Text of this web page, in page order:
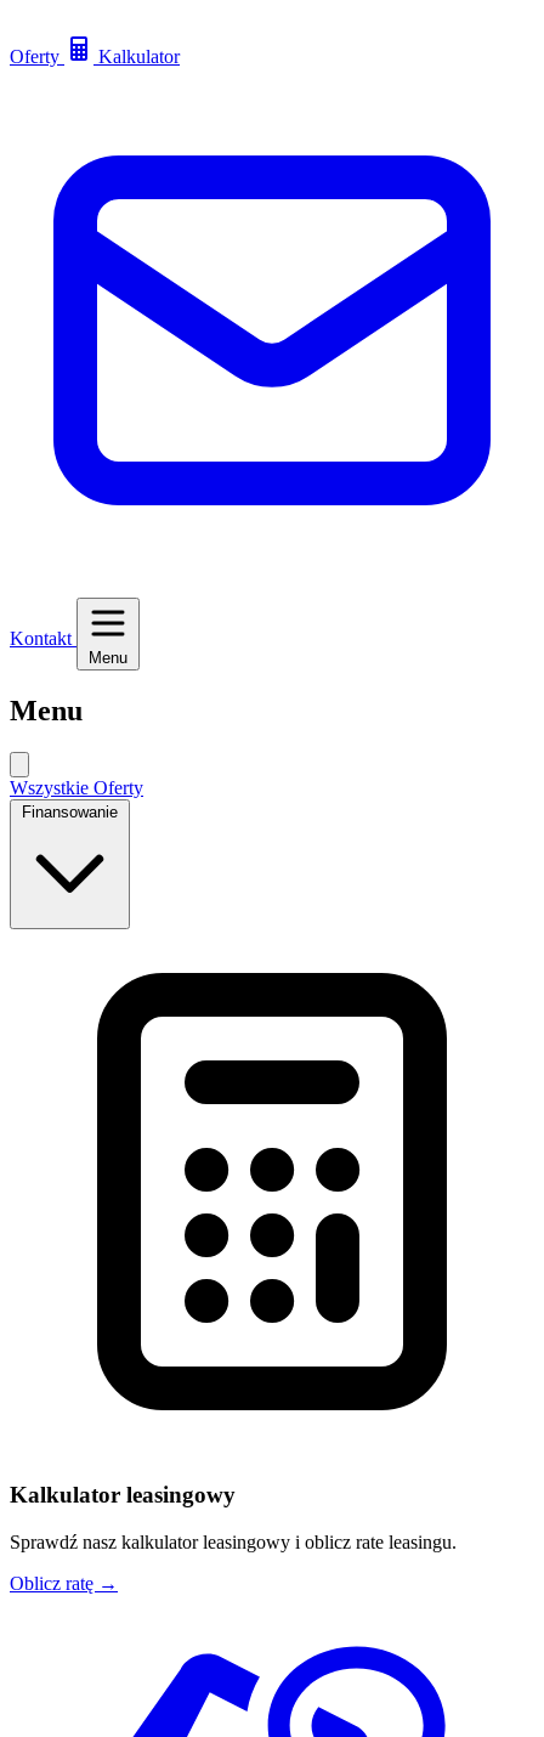
Oferty Kalkulator
Kontakt
Menu
Menu
Wszystkie Oferty
Finansowanie
Kalkulator leasingowy
Sprawdź nasz kalkulator leasingowy i oblicz rate leasingu.
Oblicz ratę →